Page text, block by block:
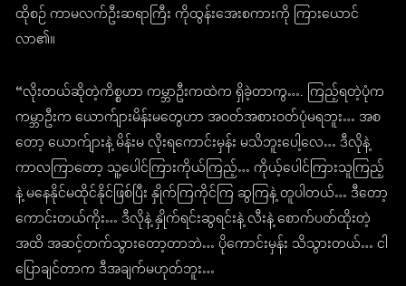
ထိုစဉ် ကာမလက်ဦးဆရာကြီး ကိုထွန်းအေးစကားကို ကြားယောင်
လာ၏။
“လိုးတယ်ဆိုတဲ့ကိစ္စဟာ ကမ္ဘာဦးကထဲက ရှိခဲ့တာကွ…. ကြည့်ရတဲ့ပုံက
ကမ္ဘာဦးက ယောက်ျားမိန်းမတွေဟာ အဝတ်အစားဝတ်ပုံမရဘူး… အစ
တော့ ယောက်ျားနဲ့ မိန်းမ လိုးရကောင်းမှန်း မသိဘူးပေါ့လေ… ဒီလိုနဲ့
ကာလကြာတော့ သူ့ပေါင်ကြားကိုယ်ကြည့်… ကိုယ့်ပေါင်ကြားသူကြည့်
နဲ့ မနေနိုင်မထိုင်နိုင်ဖြစ်ပြီး နှိုက်ကြကိုင်ကြ ဆွကြနဲ့ တူပါတယ်… ဒီတော့
ကောင်းတယ်ကိုး… ဒီလိုနဲ့ နှိုက်ရင်းဆွရင်းနဲ့ လီးနဲ့ စောက်ပတ်ထိုးတဲ့
အထိ အဆင့်တက်သွားတော့တာဘဲ… ပိုကောင်းမှန်း သိသွားတယ်… ငါ
ပြောချင်တာက ဒီအချက်မဟုတ်ဘူး…